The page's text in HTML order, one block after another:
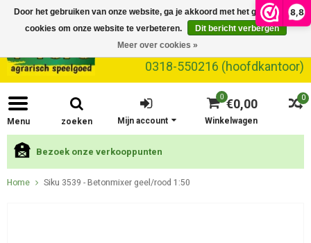
8,8
0318-550216 (hoofdkantoor)
Menu zoeken
0
0 €0,00
Winkelwagen
Mijn account
Bezoek onze verkooppunten
Home Siku 3539 - Betonmixer geel/rood 1:50
Door het gebruiken van onze website, ga je akkoord met het gebruik van
cookies om onze website te verbeteren.
Dit bericht verbergen
Meer over cookies »